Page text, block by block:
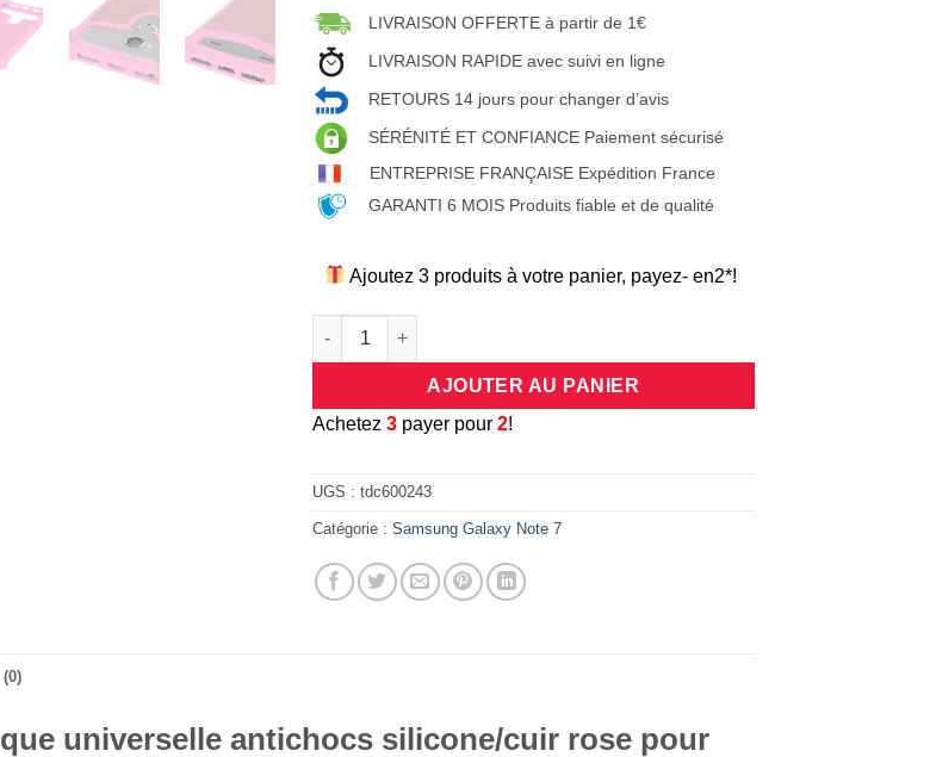
LIVRAISON OFFERTE à partir de 1€
LIVRAISON RAPIDE avec suivi en ligne
RETOURS 14 jours pour changer d’avis
SÉRÉNITÉ ET CONFIANCE Paiement sécurisé
ENTREPRISE FRANÇAISE Expédition France
GARANTI 6 MOIS Produits fiable et de qualité
Ajoutez 3 produits à votre panier, payez- en2*!
quantité de Coque universelle antichocs silicone/cuir rose pour
AJOUTER AU PANIER
Achetez3 payer pour2!
UGS :tdc600243
Catégorie :Samsung Galaxy Note 7
universelle antichocs silicone/cuir rose pour